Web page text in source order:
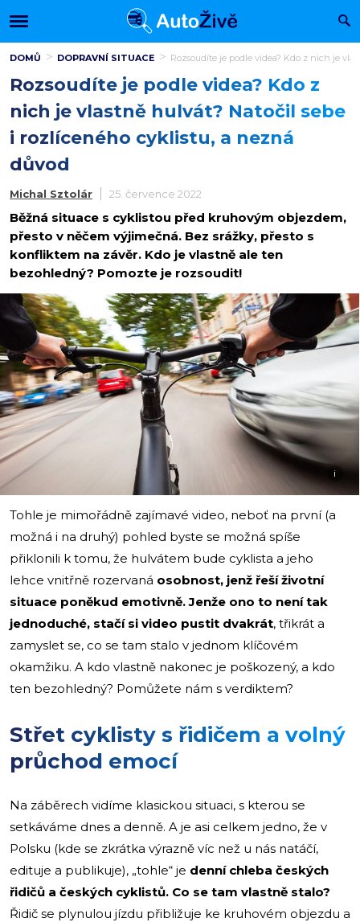
DOMŮ DOPRAVNÍ SITUACE Rozsoudíte je podle videa? Kdo z nich je
Rozsoudíte je podle videa? Kdo z
nich je vlastně hulvát? Natočil sebe
i rozlíceného cyklistu, a nezná
důvod
Michal Sztolár 25. července 2022
Běžná situace s cyklistou před kruhovým objezdem,
přesto v něčem výjimečná. Bez srážky, přesto s
konfliktem na závěr. Kdo je vlastně ale ten
bezohledný? Pomozte je rozsoudit!
i
Tohle je mimořádně zajímavé video, neboť na první (a
možná i na druhý) pohled byste se možná spíše
přiklonili k tomu, že hulvátem bude cyklista a jeho
lehce vnitřně rozervaná osobnost, jenž řeší životní
situace poněkud emotivně. Jenže ono to není tak
jednoduché, stačí si video pustit dvakrát, třikrát a
zamyslet se, co se tam stalo v jednom klíčovém
okamžiku. A kdo vlastně nakonec je poškozený, a kdo
ten bezohledný? Pomůžete nám s verdiktem?
Střet cyklisty s řidičem a volný
průchod emocí
Na záběrech vidíme klasickou situaci, s kterou se
setkáváme dnes a denně. A je asi celkem jedno, že v
Polsku (kde se zkrátka výrazně víc než u nás natáčí,
edituje a publikuje), „tohle“ je denní chleba českých
řidičů a českých cyklistů. Co se tam vlastně stalo?
Řidič se plynulou jízdu přibližuje ke kruhovém objezdu a